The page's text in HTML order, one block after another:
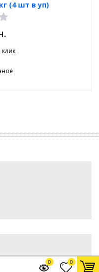
0
0
(4 шт в уп)
клик